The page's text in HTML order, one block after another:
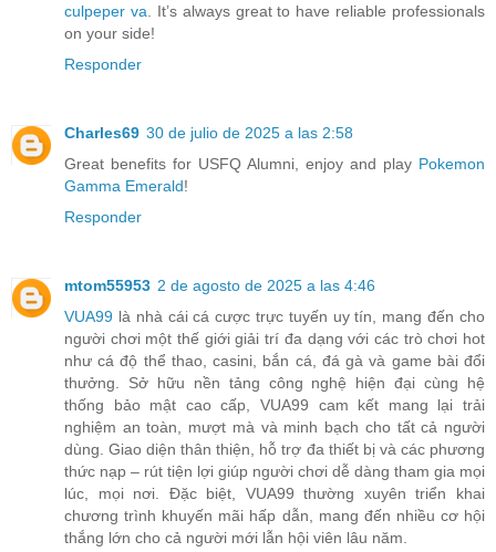
culpeper va . It’s always great to have reliable professionals
on your side!
Responder
Charles69 30 de julio de 2025 a las 2:58
Great benefits for USFQ Alumni, enjoy and play Pokemon
Gamma Emerald!
Responder
mtom55953 2 de agosto de 2025 a las 4:46
VUA99 là nhà cái cá cược trực tuyến uy tín, mang đến cho
người chơi một thế giới giải trí đa dạng với các trò chơi hot
như cá độ thể thao, casini, bắn cá, đá gà và game bài đổi
thưởng. Sở hữu nền tảng công nghệ hiện đại cùng hệ
thống bảo mật cao cấp, VUA99 cam kết mang lại trải
nghiệm an toàn, mượt mà và minh bạch cho tất cả người
dùng. Giao diện thân thiện, hỗ trợ đa thiết bị và các phương
thức nạp – rút tiện lợi giúp người chơi dễ dàng tham gia mọi
lúc, mọi nơi. Đặc biệt, VUA99 thường xuyên triển khai
chương trình khuyến mãi hấp dẫn, mang đến nhiều cơ hội
thắng lớn cho cả người mới lẫn hội viên lâu năm.